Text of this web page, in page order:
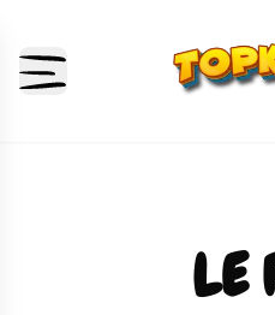
LE